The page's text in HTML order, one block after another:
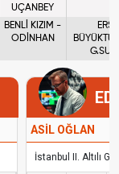
UÇANBEY
BENLİ KIZIM -
ODİNHAN
ASİL OĞLAN
İstanbul II. Altılı